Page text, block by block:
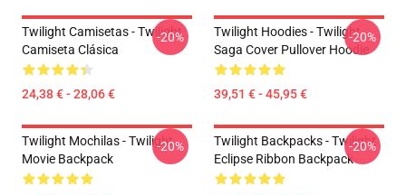
Twilight Camisetas - Twilight
Camiseta Clásica
24,38 € - 28,06 €
-20%
Twilight Hoodies - Twilight
Saga Cover Pullover Hoodie
39,51 € - 45,95 €
-20%
Twilight Mochilas - Twilight
Movie Backpack
-20%
Twilight Backpacks - Twilight
Eclipse Ribbon Backpack
-20%